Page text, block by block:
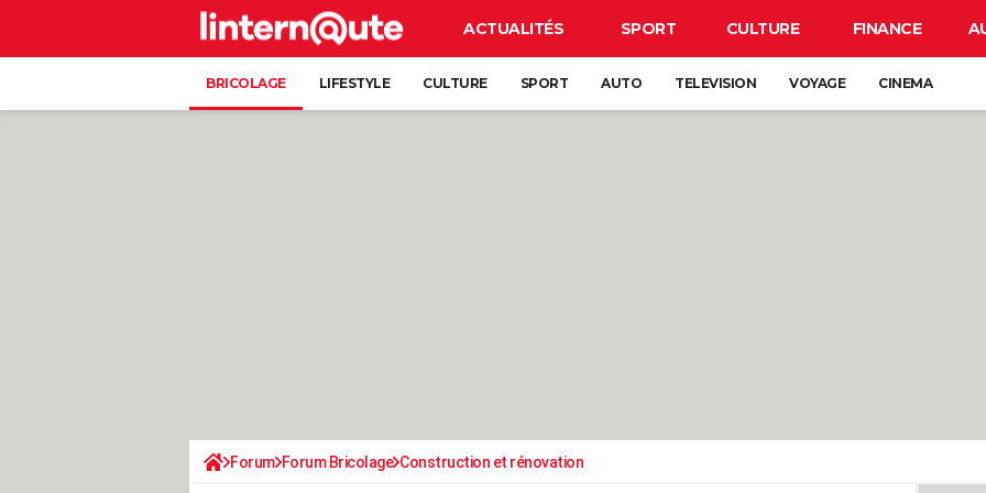
ACTUALITÉS SPORT CULTURE FINANCE
BRICOLAGE LIFESTYLE CULTURE SPORT AUTO TELEVISION VOYAGE CINEMA
Forum Forum Bricolage Construction et rénovation